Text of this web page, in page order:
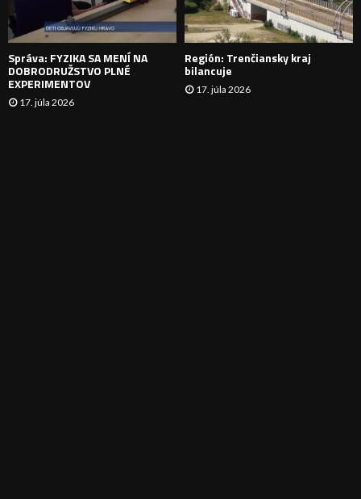
I
E
Správa: FYZIKA SA MENÍ NA
DOBRODRUŽSTVO PLNÉ
EXPERIMENTOV
17. júla 2026
Región: Trenčiansky kraj
bilancuje
17. júla 2026